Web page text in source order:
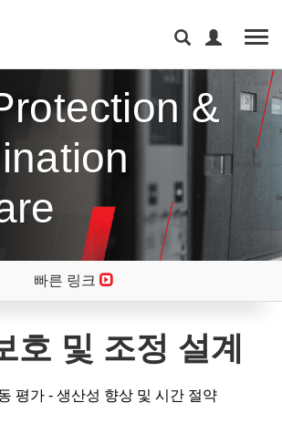
&
빠른 링크
호 및 조정 설계
평가 - 생산성 향상 및 시간 절약